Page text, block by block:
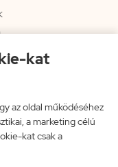
kat
az oldal működéséhez
a marketing célú
kat csak a